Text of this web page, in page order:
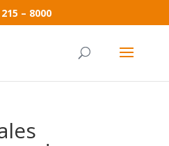
– 8000